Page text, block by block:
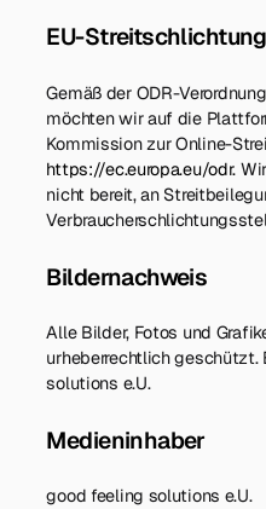
EU-Streitschlichtung
Gemäß der ODR-
möchten wir auf die
Kommission zur Online-
https://ec.europa.eu/odr.
nicht bereit, an
Bildernachweis
Alle Bilder, Fotos und
urheberrechtlich
solutions e.U.
Medieninhaber
good feeling solutions e.U.